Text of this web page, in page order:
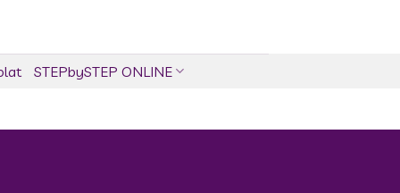
STEPbySTEP ONLINE